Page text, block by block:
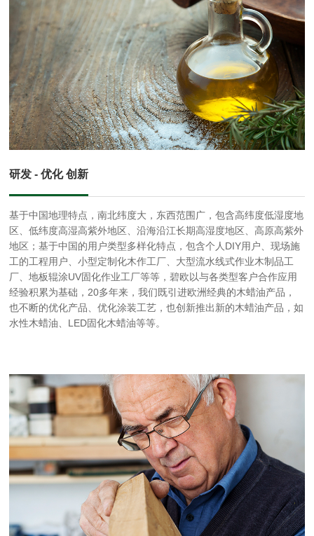
研发 - 优化 创新
基于中国地理特点，南北纬度大，东西范围广，包含高纬度低湿度地
区、低纬度高湿高紫外地区、沿海沿江长期高湿度地区、高原高紫外
地区；基于中国的用户类型多样化特点，包含个人DIY用户、现场施
工的工程用户、小型定制化木作工厂、大型流水线式作业木制品工
厂、地板辊涂UV固化作业工厂等等，碧欧以与各类型客户合作应用
经验积累为基础，20多年来，我们既引进欧洲经典的木蜡油产品，
也不断的优化产品、优化涂装工艺，也创新推出新的木蜡油产品，如
水性木蜡油、LED固化木蜡油等等。